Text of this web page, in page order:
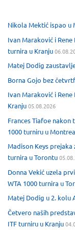
Nikola Mektić ispao u
Ivan Maraković i
turnira u Kranju
Matej Dodig
Borna Gojo bez
Ivan Maraković i
Kranju05.08.2026
Frances Tiafoe nakon
1000 turniru u
Madison Keys
turnira u Torontu
Donna Vekić uzela
WTA 1000 turnira u
Matej Dodig u 2. kolu
Četvero naših
ITF turniru u Kranju